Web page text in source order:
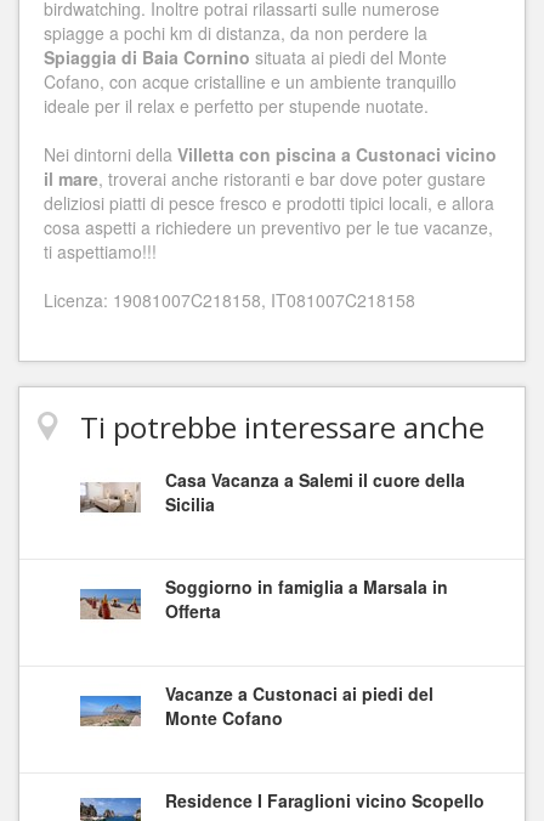
birdwatching. Inoltre potrai rilassarti sulle numerose
spiagge a pochi km di distanza, da non perdere la
Spiaggia di Baia Cornino situata ai piedi del Monte
Cofano, con acque cristalline e un ambiente tranquillo
ideale per il relax e perfetto per stupende nuotate.
Nei dintorni della Villetta con piscina a Custonaci vicino
il mare, troverai anche ristoranti e bar dove poter gustare
deliziosi piatti di pesce fresco e prodotti tipici locali, e allora
cosa aspetti a richiedere un preventivo per le tue vacanze,
ti aspettiamo!!!
Licenza: 19081007C218158, IT081007C218158
Ti potrebbe interessare anche
Casa Vacanza a Salemi il cuore della
Sicilia
Soggiorno in famiglia a Marsala in
Offerta
Vacanze a Custonaci ai piedi del
Monte Cofano
Residence I Faraglioni vicino Scopello